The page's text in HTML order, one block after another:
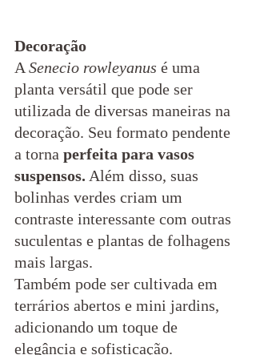
Decoração
A Senecio rowleyanus é uma
planta versátil que pode ser
utilizada de diversas maneiras na
decoração. Seu formato pendente
a torna perfeita para vasos
suspensos. Além disso, suas
bolinhas verdes criam um
contraste interessante com outras
suculentas e plantas de folhagens
mais largas.
Também pode ser cultivada em
terrários abertos e mini jardins,
adicionando um toque de
elegância e sofisticação.